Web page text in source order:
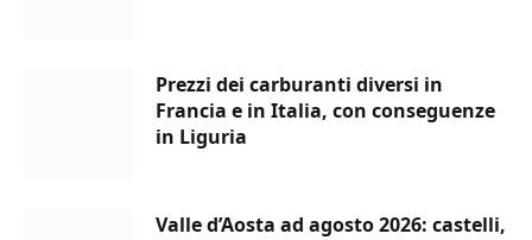
Prezzi dei carburanti diversi in
Francia e in Italia, con conseguenze
in Liguria
Valle d’Aosta ad agosto 2026: castelli,